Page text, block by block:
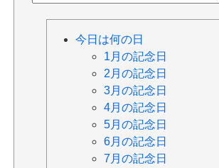
今日は何の日
1月の記念日
2月の記念日
3月の記念日
4月の記念日
5月の記念日
6月の記念日
7月の記念日